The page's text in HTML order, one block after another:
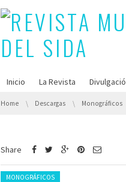
Inicio La Revista
You are here:
Home Descargas Monográficos
Share
Posted in:
MONOGRÁFICOS